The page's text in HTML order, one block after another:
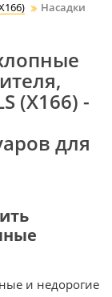
Насадки
(X166) -
для
и недорогие